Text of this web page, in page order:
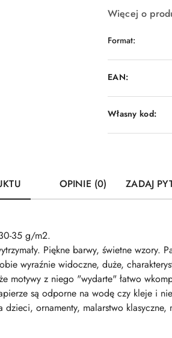
Więcej o
Format:
EAN:
Własny kod:
OPINIE (0) ZADAJ
35 g/m2.
Piękne barwy, świetne wzory.
wyraźnie widoczne, duże,
motywy z niego "wydarte" łatwo
są odporne na wodę czy kleje i
ornamenty, malarstwo klasyczne,